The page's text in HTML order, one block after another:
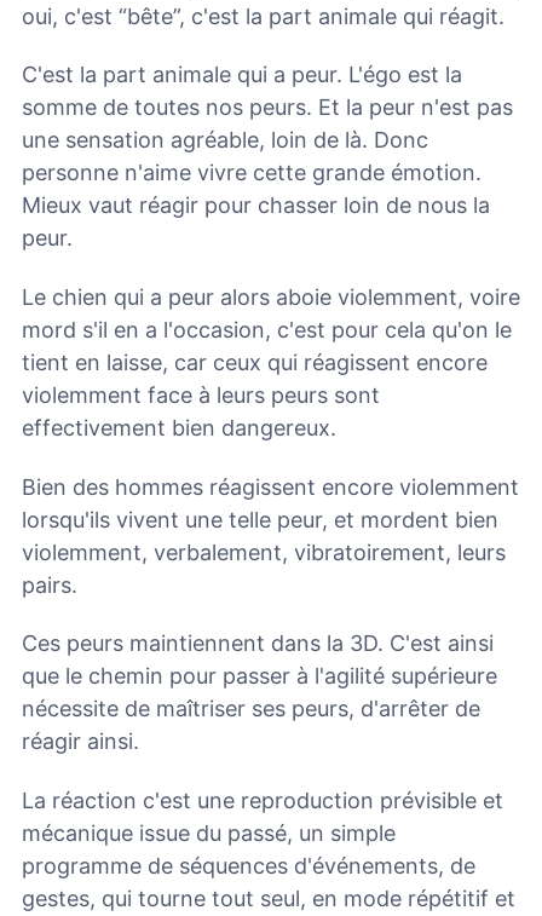
oui, c'est “bête”, c'est la part animale qui réagit.
C'est la part animale qui a peur. L'égo est la
somme de toutes nos peurs. Et la peur n'est pas
une sensation agréable, loin de là. Donc
personne n'aime vivre cette grande émotion.
Mieux vaut réagir pour chasser loin de nous la
peur.
Le chien qui a peur alors aboie violemment, voire
mord s'il en a l'occasion, c'est pour cela qu'on le
tient en laisse, car ceux qui réagissent encore
violemment face à leurs peurs sont
effectivement bien dangereux.
Bien des hommes réagissent encore violemment
lorsqu'ils vivent une telle peur, et mordent bien
violemment, verbalement, vibratoirement, leurs
pairs.
Ces peurs maintiennent dans la 3D. C'est ainsi
que le chemin pour passer à l'agilité supérieure
nécessite de maîtriser ses peurs, d'arrêter de
réagir ainsi.
La réaction c'est une reproduction prévisible et
mécanique issue du passé, un simple
programme de séquences d'événements, de
gestes, qui tourne tout seul, en mode répétitif et